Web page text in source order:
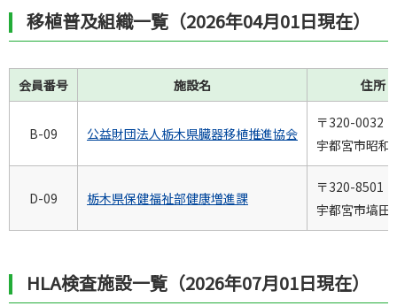
移植普及組織一覧（2026年04月01日現在）
会員番号 施設名 住所
B-09 公益財団法人栃木県臓器移植推進協会
〒320-0032
宇都宮市昭和
D-09 栃木県保健福祉部健康増進課
〒320-8501
宇都宮市塙田
HLA検査施設一覧（2026年07月01日現在）